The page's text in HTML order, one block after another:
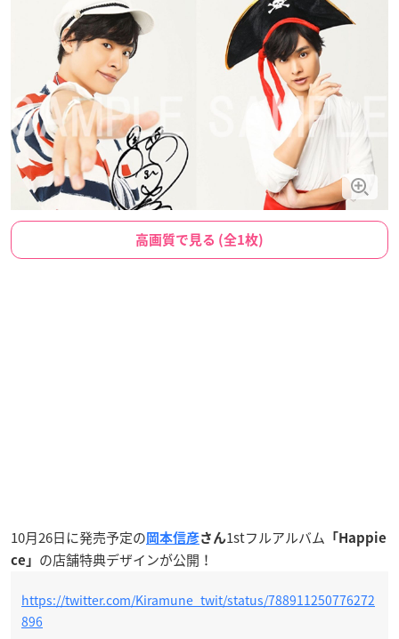
高画質で見る (全1枚)
10月26日に発売予定の 岡本信彦さん1stフルアルバム 「Happie
ce」 の店舗特典デザインが公開！
https://twitter.com/Kiramune_twit/status/788911250776272
896